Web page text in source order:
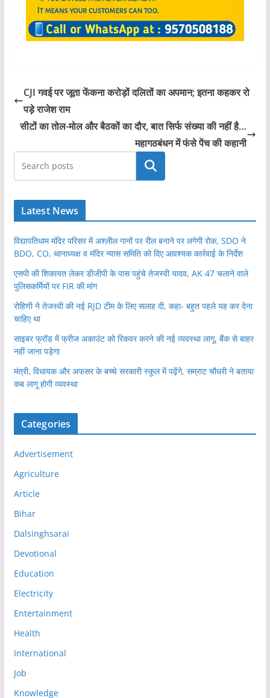
CJI गवई पर जूता फेंकना करोड़ों दलितों का अपमान; इतना कहकर रो
पड़े राजेश राम
सीटों का तोल-मोल और बैठकों का दौर, बात सिर्फ संख्या की नहीं है…
महागठबंधन में फंसे पेंच की कहानी
खोजें
Latest News
विद्यापतिधाम मंदिर परिसर में अश्लील गानों पर रील बनाने पर लगेगी रोक, SDO ने
BDO, CO, थानाध्यक्ष व मंदिर न्यास समिति को दिए आवश्यक कार्रवाई के निर्देश
एसपी की शिकायत लेकर डीजीपी के पास पहुंचे तेजस्वी यादव, AK 47 चलाने वाले
पुलिसकर्मियों पर FIR की मांग
रोहिणी ने तेजस्वी की नई RJD टीम के लिए सलाह दी, कहा- बहुत पहले यह कर देना
चाहिए था
साइबर फ्रॉड में फ्रीज अकाउंट को रिकवर करने की नई व्यवस्था लागू, बैंक से बाहर
नहीं जाना पड़ेगा
मंत्री, विधायक और अफसर के बच्चे सरकारी स्कूल में पढ़ेंगे, सम्राट चौधरी ने बताया
कब लागू होगी व्यवस्था
Categories
Advertisement
Agriculture
Article
Bihar
Dalsinghsarai
Devotional
Education
Electricity
Entertainment
Health
International
Job
Knowledge